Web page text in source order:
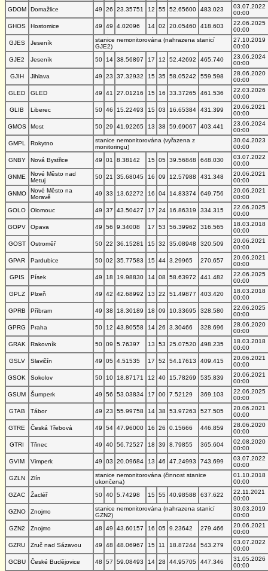
GDOM
Domažlice 49 26 23.35751 12 55 52.65600 483.023
03.07.2022
00:00
GHOS
Hostomice 49 49 4.02096 14 02 20.05460 418.603
22.06.2025
00:00
GJES
Jeseník
stanice nemonitorována (nahrazena stanicí
GJE2)
27.10.2019
00:00
GJE2
Jeseník 50 14 38.56897 17 12 52.42692 465.740
23.06.2024
00:00
GJIH
Jihlava 49 23 37.32932 15 35 58.05242 559.598
28.06.2020
00:00
GLED
GLED 49 41 27.01216 15 16 33.37265 461.536
22.03.2026
00:00
GLIB
Liberec 50 46 15.22493 15 03 16.65384 431.399
20.06.2021
00:00
GMOS
Most 50 29 41.92265 13 38 59.69067 403.441
23.06.2024
00:00
GMPL
Rokytno
stanice nemonitorována (vyřazena z
monitoringu)
30.04.2023
00:00
GNBY
Nová Bystřice 49 01 8.38142 15 05 39.56848 648.030
03.07.2022
00:00
GNME
Nové Město nad
Metuj
50 21 35.68045 16 09 12.57988 431.348
20.06.2021
00:00
GNMO
Nové Město na
Moravě
49 33 13.62272 16 04 14.83374 649.756
20.06.2021
00:00
GOLO
Olomouc 49 37 43.50427 17 24 16.86319 334.315
22.06.2025
00:00
GOPV
Opava 49 56 9.34008 17 53 56.39962 316.565
18.03.2018
00:00
GOST
Ostroměř 50 22 36.15281 15 32 35.08948 320.509
20.06.2021
00:00
GPAR
Pardubice 50 02 35.77583 15 44 3.29965 270.657
20.06.2021
00:00
GPIS
Písek 49 18 19.98830 14 08 58.63972 441.482
22.06.2025
00:00
GPLZ
Plzeň 49 42 42.68992 13 22 51.49877 403.420
18.03.2018
00:00
GPRB
Příbram 49 38 18.30189 18 09 10.33695 328.580
22.06.2025
00:00
GPRG
Praha 50 12 43.80558 14 26 3.30466 328.696
28.06.2020
00:00
GRAK
Rakovník 50 09 5.76397 13 53 25.07520 498.235
18.03.2018
00:00
GSLV
Slavičín 49 05 4.51535 17 52 54.17613 409.415
20.06.2021
00:00
GSOK
Sokolov 50 10 18.87171 12 40 15.78269 535.839
20.06.2021
00:00
GSUM
Šumperk 49 56 53.03834 17 00 7.52129 369.103
22.06.2025
00:00
GTAB
Tábor 49 23 55.99758 14 38 53.97263 527.505
20.06.2021
00:00
GTRE
Česká Třebová 49 54 47.96000 16 26 0.15666 446.859
28.06.2020
00:00
GTRI
Třinec 49 40 56.72527 18 39 8.79855 365.604
02.08.2020
00:00
GVIM
Vimperk 49 03 20.09684 13 46 47.24993 743.699
03.07.2022
00:00
GZLN
Zlín
stanice nemonitorována (činnost stanice
ukončena)
01.10.2018
00:00
GZAC
Žacléř 50 40 5.74298 15 55 40.98588 637.622
22.11.2021
00:00
GZNO
Znojmo
stanice nemonitorována (nahrazena stanicí
GZN2)
30.03.2019
00:00
GZN2
Znojmo 48 49 43.60157 16 05 9.23642 279.466
20.06.2021
00:00
GZRU
Zruč nad Sázavou 49 48 48.06967 15 11 18.87244 543.279
03.07.2022
00:00
GCBU
České Budějovice 48 57 59.08493 14 28 44.95705 447.346
31.05.2026
00:00